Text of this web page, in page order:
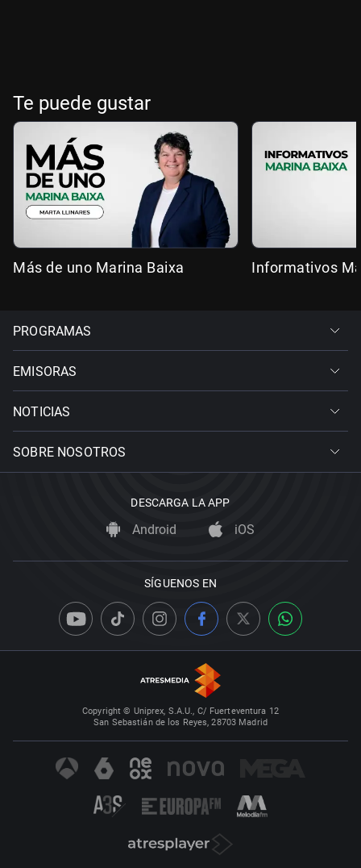
Te puede gustar
Más de uno Marina Baixa Informativos
PROGRAMAS
EMISORAS
NOTICIAS
SOBRE NOSOTROS
DESCARGA LA APP
Android iOS
SÍGUENOS EN
Copyright © Uniprex, S.A.U., C/ Fuerteventura 12
San Sebastián de los Reyes, 28703 Madrid